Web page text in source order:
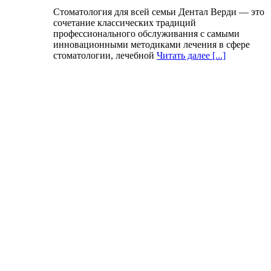
Стоматология для всей семьи Дентал Верди — это
сочетание классических традиций
профессионального обслуживания с самыми
инновационными методиками лечения в сфере
стоматологии, лечебной Читать далее [...]